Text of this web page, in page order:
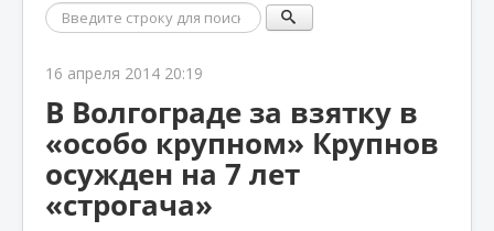
Поиск
16 апреля 2014 20:19
В Волгограде за взятку в
«особо крупном» Крупнов
осужден на 7 лет
«строгача»